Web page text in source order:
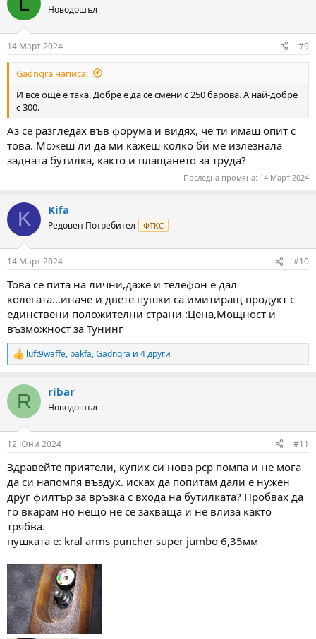
i
s
:
Новодошъл
14 Март 2024 #9
Gadnqra написа:
И все още е така. Добре е да се смени с 250 барова. А най-добре
с 300.
Аз се разгледах във форума и видях, че ти имаш опит с
това. Можеш ли да ми кажеш колко би ме излезнала
задната бутилка, както и плащането за труда?
Последна промяна: 14 Март 2024
K Kifa
Редовен Потребител ФТКС
14 Март 2024 #10
Това се пита на лични,даже и телефон е дал
колегата...иначе и двете пушки са имитиращ продукт с
единствени положителни страни :Цена,Мощност и
възможност за Тунинг
R
e
c
i
s
luft9waffe, pakfa,Gadnqra и 4 други
R ribar
Новодошъл
12 Юни 2024 #11
Здравейте приятели, купих си нова pcp помпа и не мога
да си напомпя въздух. исках да попитам дали е нужен
друг филтър за връзка с входа на бутилката? Пробвах да
го вкарам но нещо не се захваща и не влиза както
трябва.
пушката е: kral arms puncher super jumbo 6,35мм